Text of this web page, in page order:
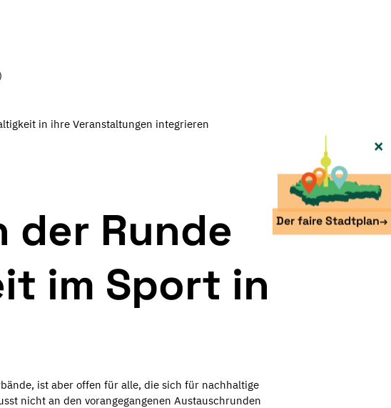
in ihre Veranstaltungen integrieren
Runde
im Sport in
ist aber offen für alle, die sich für nachhaltige
nicht an den vorangegangenen Austauschrunden
×
Der faire Stadtplan→